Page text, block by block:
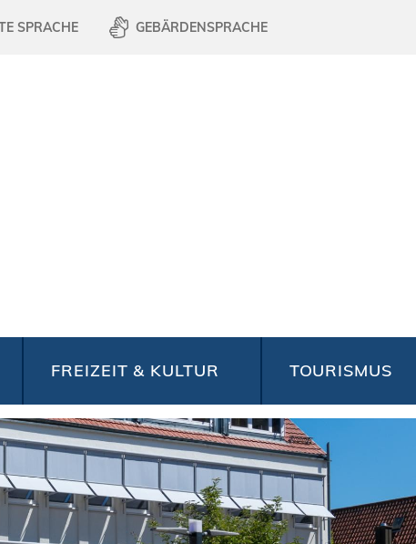
SPRACHE GEBÄRDENSPRACHE
FREIZEIT & KULTUR TOURISMUS